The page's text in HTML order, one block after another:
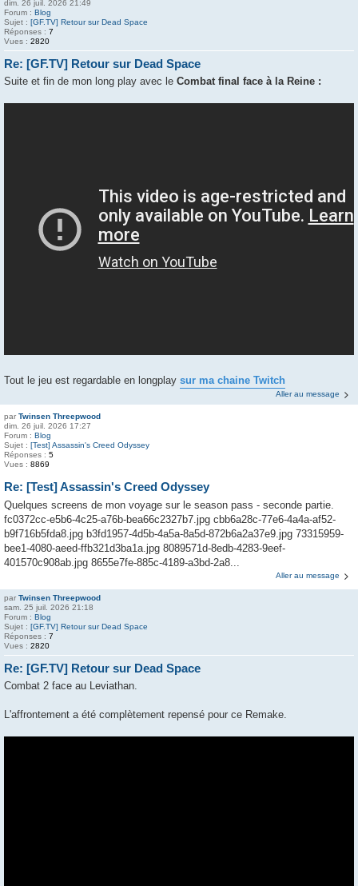
dim. 26 juil. 2026 21:49
Forum : Blog
Sujet : [GF.TV] Retour sur Dead Space
Réponses : 7
Vues : 2820
Re: [GF.TV] Retour sur Dead Space
Suite et fin de mon long play avec le Combat final face à la Reine :
Tout le jeu est regardable en longplay sur ma chaine Twitch
Aller au message
par Twinsen Threepwood
dim. 26 juil. 2026 17:27
Forum : Blog
Sujet : [Test] Assassin's Creed Odyssey
Réponses : 5
Vues : 8869
Re: [Test] Assassin's Creed Odyssey
Quelques screens de mon voyage sur le season pass - seconde partie.
fc0372cc-e5b6-4c25-a76b-bea66c2327b7.jpg cbb6a28c-77e6-4a4a-af52-
b9f716b5fda8.jpg b3fd1957-4d5b-4a5a-8a5d-872b6a2a37e9.jpg 73315959-
bee1-4080-aeed-ffb321d3ba1a.jpg 8089571d-8edb-4283-9eef-
401570c908ab.jpg 8655e7fe-885c-4189-a3bd-2a8...
Aller au message
par Twinsen Threepwood
sam. 25 juil. 2026 21:18
Forum : Blog
Sujet : [GF.TV] Retour sur Dead Space
Réponses : 7
Vues : 2820
Re: [GF.TV] Retour sur Dead Space
Combat 2 face au Leviathan.
L'affrontement a été complètement repensé pour ce Remake.